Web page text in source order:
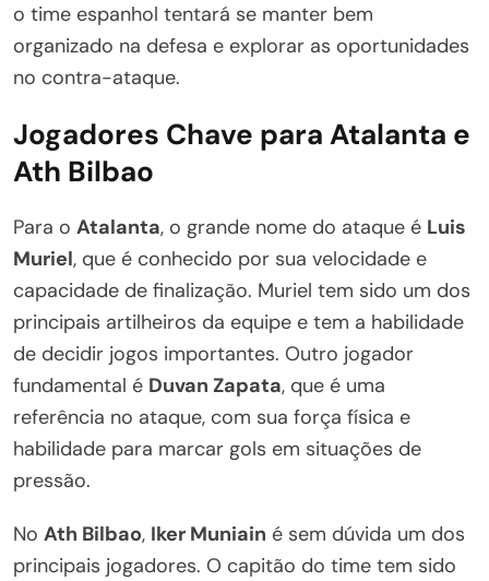
o time espanhol tentará se manter bem
organizado na defesa e explorar as oportunidades
no contra-ataque.
Jogadores Chave para Atalanta e
Ath Bilbao
Para o Atalanta, o grande nome do ataque é Luis
Muriel, que é conhecido por sua velocidade e
capacidade de finalização. Muriel tem sido um dos
principais artilheiros da equipe e tem a habilidade
de decidir jogos importantes. Outro jogador
fundamental é Duvan Zapata, que é uma
referência no ataque, com sua força física e
habilidade para marcar gols em situações de
pressão.
No Ath Bilbao, Iker Muniain é sem dúvida um dos
principais jogadores. O capitão do time tem sido